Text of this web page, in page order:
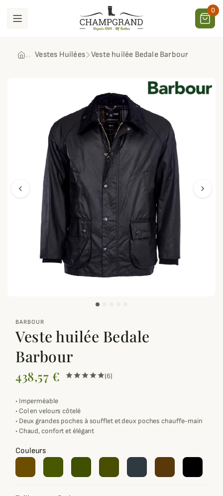
0
Vestes Huilées Veste huilée Bedale Barbour
chevron_left chevron_right
BARBOUR
Veste huilée Bedale
Barbour
438,57 € (6)
• Imperméable
• Col en velours côtelé
• Deux grandes poches à soufflet et deux poches chauffe-main
• Chaud, confort et élégant
Couleurs